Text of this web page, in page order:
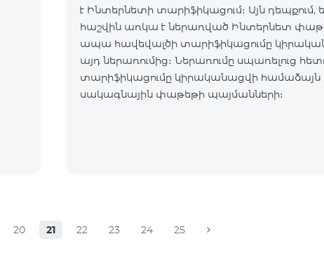
է Ինտերնետի տարիֆիկացում։ Այն դեպքում, եթե ձեր
հաշվին առկա է ներառված Ինտերնետ
ապա հավեվալծի տարիֆիկացումը
այդ ներառումից։ Ներառումը սպառելուց
տարիֆիկացումը կիրականացվի համաձայն
սակագնային փաթեթի պայմանների։
20 21 22 23 24 25